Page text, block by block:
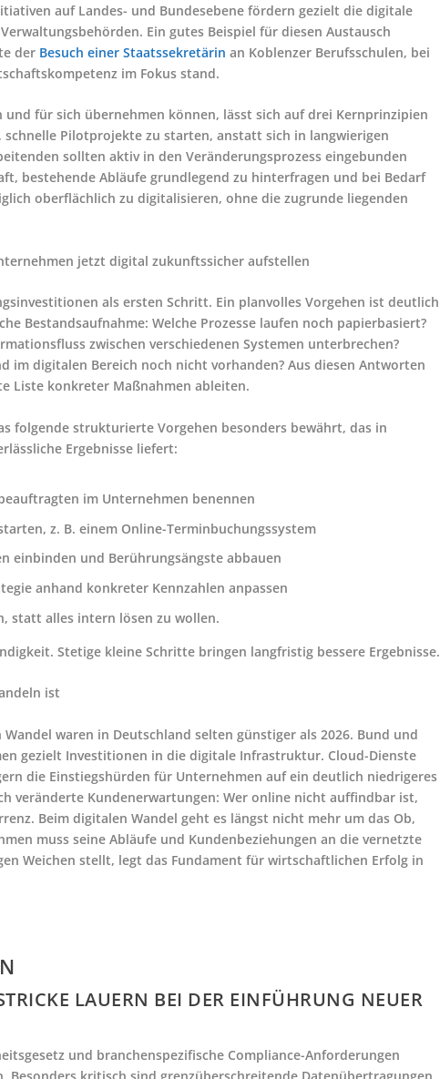
auf Landes- und Bundesebene fördern gezielt die digitale
Ein gutes Beispiel für diesen Austausch
der Besuch einer Staatssekretärin an Koblenzer Berufsschulen, bei
im Fokus stand.
für sich übernehmen können, lässt sich auf drei Kernprinzipien
Pilotprojekte zu starten, anstatt sich in langwierigen
sollten aktiv in den Veränderungsprozess eingebunden
bestehende Abläufe grundlegend zu hinterfragen und bei Bedarf
oberflächlich zu digitalisieren, ohne die zugrunde liegenden
jetzt digital zukunftssicher aufstellen
als ersten Schritt. Ein planvolles Vorgehen ist deutlich
Bestandsaufnahme: Welche Prozesse laufen noch papierbasiert?
zwischen verschiedenen Systemen unterbrechen?
im digitalen Bereich noch nicht vorhanden? Aus diesen Antworten
Liste konkreter Maßnahmen ableiten.
folgende strukturierte Vorgehen besonders bewährt, das in
Ergebnisse liefert:
im Unternehmen benennen
z. B. einem Online-Terminbuchungssystem
einbinden und Berührungsängste abbauen
anhand konkreter Kennzahlen anpassen
statt alles intern lösen zu wollen.
Stetige kleine Schritte bringen langfristig bessere Ergebnisse.
ist
waren in Deutschland selten günstiger als 2026. Bund und
gezielt Investitionen in die digitale Infrastruktur. Cloud-Dienste
die Einstiegshürden für Unternehmen auf ein deutlich niedrigeres
veränderte Kundenerwartungen: Wer online nicht auffindbar ist,
Beim digitalen Wandel geht es längst nicht mehr um das Ob,
muss seine Abläufe und Kundenbeziehungen an die vernetzte
Weichen stellt, legt das Fundament für wirtschaftlichen Erfolg in
LAUERN BEI DER EINFÜHRUNG NEUER
und branchenspezifische Compliance-Anforderungen